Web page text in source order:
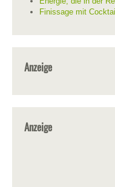
Finissage mit
Anzeige
Anzeige